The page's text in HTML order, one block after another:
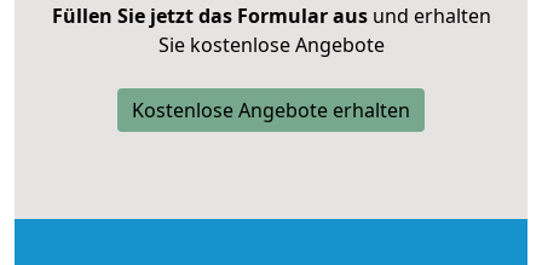
Füllen Sie jetzt das Formular ausund erhalten
Sie kostenlose Angebote
Kostenlose Angebote erhalten